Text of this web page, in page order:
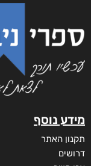
מידע נוסף
תקנון האתר
דרושים